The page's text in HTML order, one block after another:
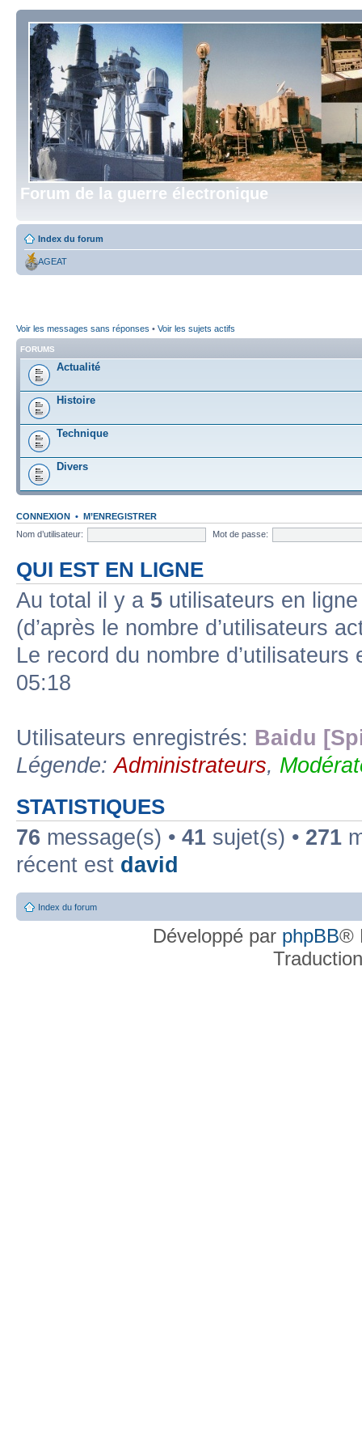
Forum de la guerre électronique
Index du forum
AGEAT
Voir les messages sans réponses • Voir les sujets actifs
FORUMS
Actualité
Histoire
Technique
Divers
CONNEXION • M’ENREGISTRER
Nom d’utilisateur:
Mot de passe:
QUI EST EN LIGNE
Au total il y a 5 utilisateurs en
(d’après le nombre d’utilisateurs
Le record du nombre
05:18
Utilisateurs enregistrés: Baidu
Légende:Administrateurs,
STATISTIQUES
76 message(s) • 41 sujet(s) • 271
récent est david
Index du forum
Développé par phpBB®